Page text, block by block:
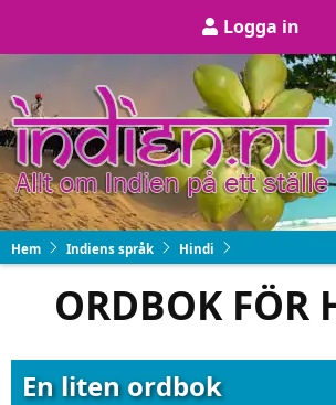
User
account
menu
Logga in
Hem Indiens språk Hindi
ORDBOK FÖR
En liten ordbok